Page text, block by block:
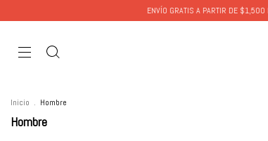
ENVÍO GRATIS A PARTIR DE $1,500 MXN
Inicio . Hombre
Hombre